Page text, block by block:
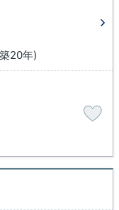
20年)